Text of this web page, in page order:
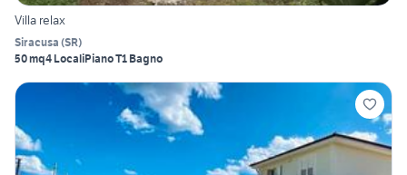
Villa relax
Siracusa (SR)
50 mq4 LocaliPiano T1 Bagno